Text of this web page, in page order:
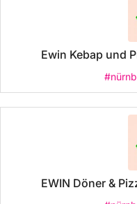
Ewin Kebap und
EWIN Döner &